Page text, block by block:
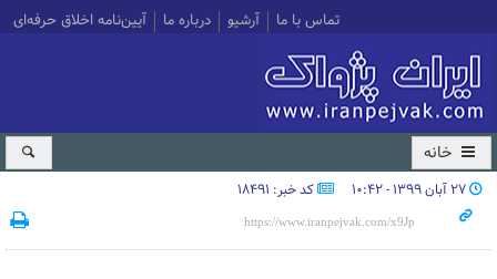
تماس با ما آرشیو درباره ما آیین‌نامه اخلاق حرفه‌ای
خانه
۲۷ آبان ۱۳۹۹ - ۱۰:۴۲ کد خبر: 18491